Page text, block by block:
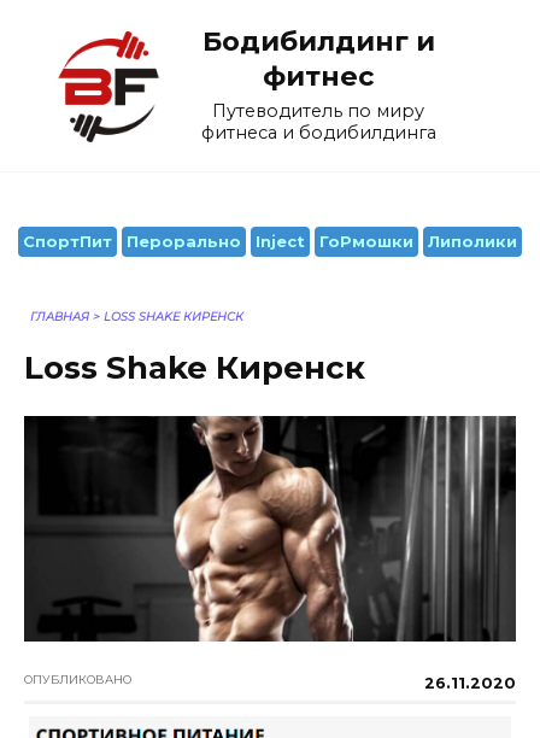
содержанию
Бодибилдинг и
фитнес
Путеводитель по миру
фитнеса и бодибилдинга
СпортПит Перорально Inject ГоРмошки Липолики
ГЛАВНАЯ > LOSS SHAKE КИРЕНСК
Loss Shake Киренск
ОПУБЛИКОВАНО 26.11.2020